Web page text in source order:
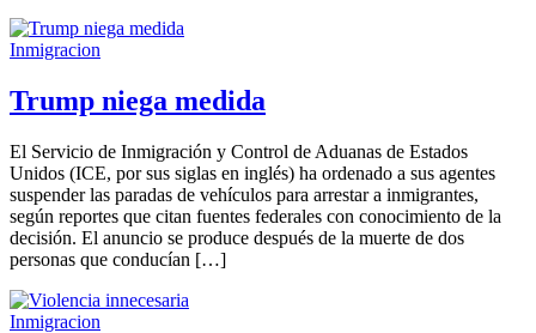
Inmigracion
Trump niega medida
El Servicio de Inmigración y Control de Aduanas de Estados
Unidos (ICE, por sus siglas en inglés) ha ordenado a sus agentes
suspender las paradas de vehículos para arrestar a inmigrantes,
según reportes que citan fuentes federales con conocimiento de la
decisión. El anuncio se produce después de la muerte de dos
personas que conducían […]
Inmigracion